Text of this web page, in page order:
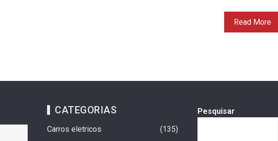
Read More
CATEGORIAS
Carros eletricos 135
Pesquisar